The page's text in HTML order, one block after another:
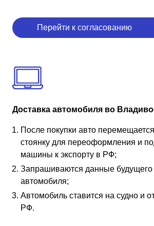
Перейти к согласованию
Доставка автомобиля во
После покупки авто
стоянку для переоформления и
машины к экспорту в РФ;
Запрашиваются данные будущего
автомобиля;
Автомобиль ставится на судно и
РФ.